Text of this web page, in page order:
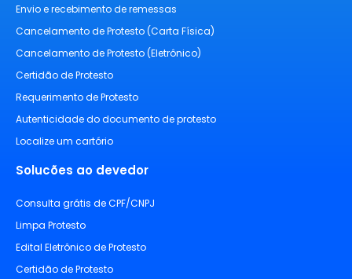
Envio e recebimento de remessas
Cancelamento de Protesto (Carta Física)
Cancelamento de Protesto (Eletrônico)
Certidão de Protesto
Requerimento de Protesto
Autenticidade do documento de protesto
Localize um cartório
Solucões ao devedor
Consulta grátis de CPF/CNPJ
Limpa Protesto
Edital Eletrônico de Protesto
Certidão de Protesto